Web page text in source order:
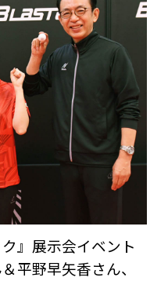
』展示会イベント
平野早矢香さん、